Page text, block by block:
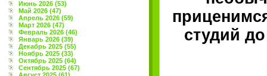
Июнь 2026 (53)
Май 2026 (47)
Апрель 2026 (59)
Март 2026 (47)
Февраль 2026 (46)
Январь 2026 (39)
Декабрь 2025 (55)
Ноябрь 2025 (33)
Октябрь 2025 (64)
Сентябрь 2025 (67)
студий